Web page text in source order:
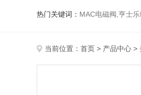
热门关键词： MAC电磁阀,亨士乐Hengslter编码
当前位置： 首页 > 产品中心 >